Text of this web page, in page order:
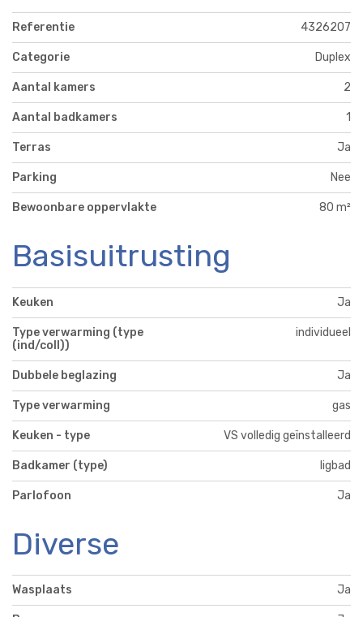
Referentie 4326207
Categorie Duplex
Aantal kamers 2
Aantal badkamers 1
Terras Ja
Parking Nee
Bewoonbare oppervlakte 80 m²
Basisuitrusting
Keuken Ja
Type verwarming (type
(ind/coll))
individueel
Dubbele beglazing Ja
Type verwarming gas
Keuken - type VS volledig geïnstalleerd
Badkamer (type) ligbad
Parlofoon Ja
Diverse
Wasplaats Ja